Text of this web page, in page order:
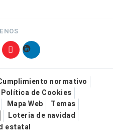
normativo
Política de Cookies
Mapa Web
Temas
Loteria de navidad
estatal